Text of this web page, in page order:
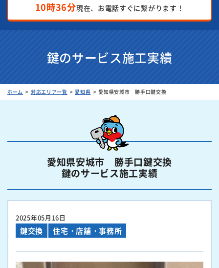
10時36分現在、お電話すぐに繋がります！
鍵のサービス施工実績
ホーム 対応エリア一覧 愛知県 愛知県安城市 勝手口鍵交換
愛知県安城市 勝手口鍵交換
鍵のサービス施工実績
2025年05月16日
鍵交換 住宅・店舗・事務所